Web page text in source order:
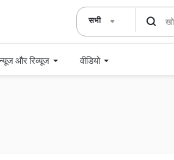
सभी
और रिव्यूज वीडियो